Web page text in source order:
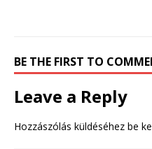
BE THE FIRST TO
Leave a Reply
Hozzászólás küldéséhez be